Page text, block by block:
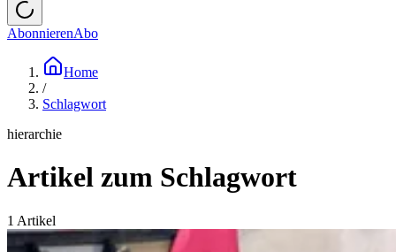
AbonnierenAbo
Home
/
Schlagwort
hierarchie
Artikel zum Schlagwort
1 Artikel